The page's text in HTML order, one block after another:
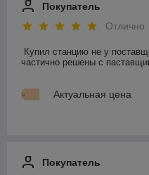
Покупатель
Отлично
Купил станцию не у
частично решены с
Актуальная цена
Покупатель